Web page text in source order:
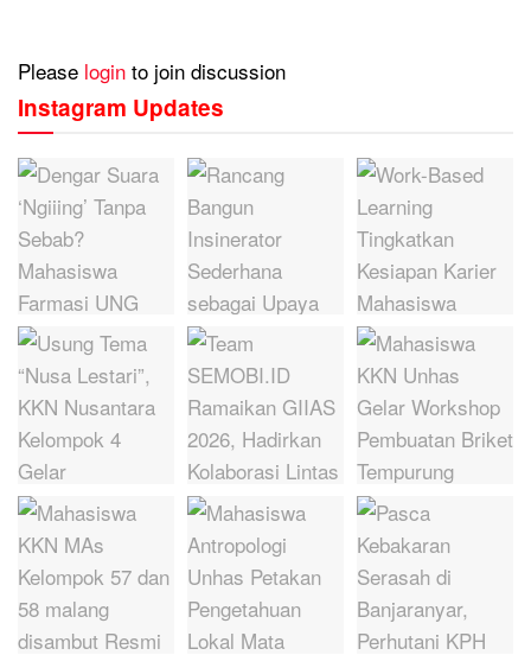
Please login to join discussion
Instagram Updates